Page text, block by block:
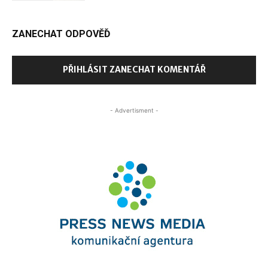
ZANECHAT ODPOVĚĎ
PŘIHLÁSIT ZANECHAT KOMENTÁŘ
- Advertisment -